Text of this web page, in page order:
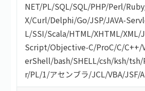
NET/PL/SQL/SQL/PHP/Perl/Ruby
X/Curl/Delphi/Go/JSP/JAVA-
L/SSI/Scala/HTML/XHTML/XML/
Script/Objective-C/ProC/C/C++/
erShell/bash/SHELL/csh/ksh/tsh/
r/PL/1/アセンブラ/JCL/VBA/JSF/